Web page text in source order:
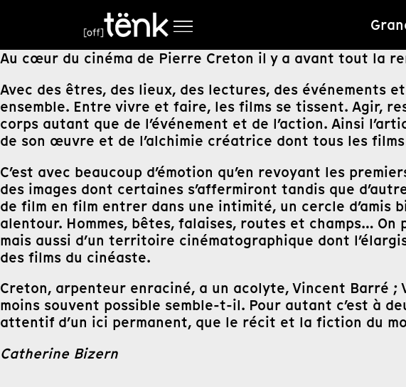
Au cœur du cinéma de Pierre Creton il y a avant tout la
Avec des êtres, des lieux, des lectures, des événements
ensemble. Entre vivre et faire, les films se tissent. Agir,
corps autant que de l’événement et de l’action. Ainsi
de son œuvre et de l’alchimie créatrice dont tous les
C’est avec beaucoup d’émotion qu’en revoyant les
des images dont certaines s’affermiront tandis que
de film en film entrer dans une intimité, un cercle d’amis
alentour. Hommes, bêtes, falaises, routes et champs…
mais aussi d’un territoire cinématographique dont
des films du cinéaste.
Creton, arpenteur enraciné, a un acolyte, Vincent Barré
moins souvent possible semble-t-il. Pour autant c’est à
attentif d’un ici permanent, que le récit et la fiction du
Catherine Bizern